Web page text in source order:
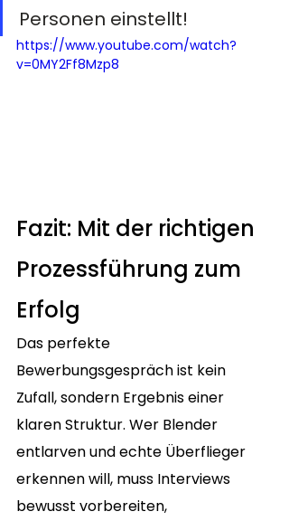
Personen einstellt!
https://www.youtube.com/watch?
v=0MY2Ff8Mzp8
Fazit: Mit der richtigen
Prozessführung zum
Erfolg
Das perfekte
Bewerbungsgespräch ist kein
Zufall, sondern Ergebnis einer
klaren Struktur. Wer Blender
entlarven und echte Überflieger
erkennen will, muss Interviews
bewusst vorbereiten,